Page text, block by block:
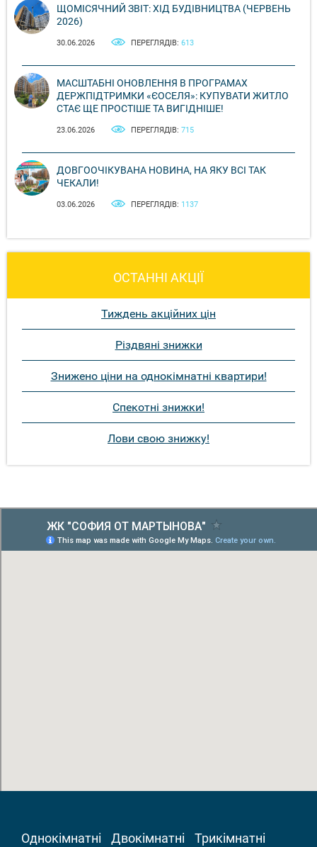
ЩОМІСЯЧНИЙ ЗВІТ: ХІД БУДІВНИЦТВА (ЧЕРВЕНЬ
2026)
30.06.2026 ПЕРЕГЛЯДІВ: 613
МАСШТАБНІ ОНОВЛЕННЯ В ПРОГРАМАХ
ДЕРЖПІДТРИМКИ «ЄОСЕЛЯ»: КУПУВАТИ ЖИТЛО
СТАЄ ЩЕ ПРОСТІШЕ ТА ВИГІДНІШЕ!
23.06.2026 ПЕРЕГЛЯДІВ: 715
ДОВГООЧІКУВАНА НОВИНА, НА ЯКУ ВСІ ТАК
ЧЕКАЛИ!
03.06.2026 ПЕРЕГЛЯДІВ: 1137
ОСТАННІ АКЦІЇ
Тиждень акційних цін
Різдвяні знижки
Знижено ціни на однокімнатні квартири!
Спекотні знижки!
Лови свою знижку!
Однокімнатні Двокімнатні Трикімнатні